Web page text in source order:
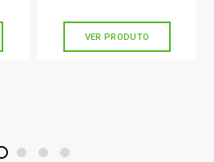
VER PRODUTO
2 3 4